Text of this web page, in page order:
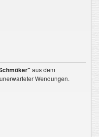
aus dem
Wendungen.